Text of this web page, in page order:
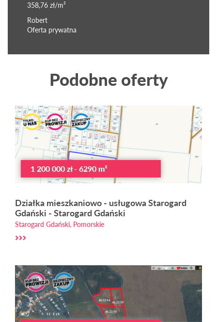
358,76 zł/m²
Robert
Oferta prywatna
Podobne oferty
1 200 000 zł - 6290 m²
Działka mieszkaniowo - usługowa Starogard
Gdański - Starogard Gdański
Starogard Gdański, Pomorskie